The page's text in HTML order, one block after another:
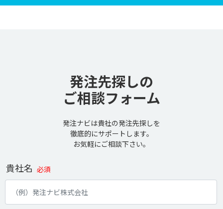
発注先探しの
ご相談フォーム
発注ナビは貴社の発注先探しを
徹底的にサポートします。
お気軽にご相談下さい。
貴社名 必須